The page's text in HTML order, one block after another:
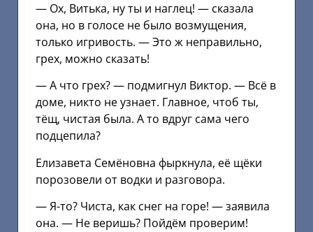
— Ох, Витька, ну ты и наглец! — сказала
она, но в голосе не было возмущения,
только игривость. — Это ж неправильно,
грех, можно сказать!
— А что грех? — подмигнул Виктор. — Всё в
доме, никто не узнает. Главное, чтоб ты,
тёщ, чистая была. А то вдруг сама чего
подцепила?
Елизавета Семёновна фыркнула, её щёки
порозовели от водки и разговора.
— Я-то? Чиста, как снег на горе! — заявила
она. — Не веришь? Пойдём проверим!